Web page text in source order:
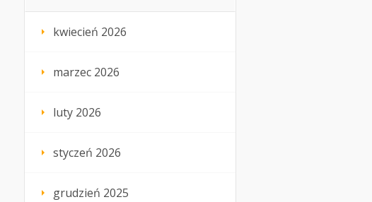
kwiecień 2026
marzec 2026
luty 2026
styczeń 2026
grudzień 2025